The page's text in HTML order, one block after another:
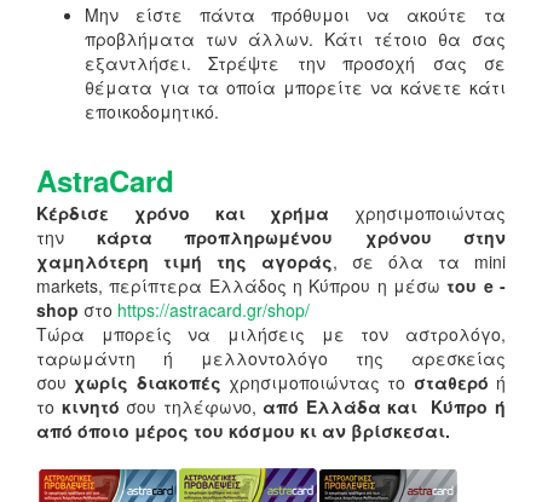
Μην είστε πάντα πρόθυμοι να ακούτε τα
προβλήματα των άλλων. Κάτι τέτοιο θα σας
εξαντλήσει. Στρέψτε την προσοχή σας σε
θέματα για τα οποία μπορείτε να κάνετε κάτι
εποικοδομητικό.
AstraCard
Κέρδισε χρόνο και χρήμα χρησιμοποιώντας
την κάρτα προπληρωμένου χρόνου στην
χαμηλότερη τιμή της αγοράς, σε όλα τα mini
markets, περίπτερα Ελλάδος η Κύπρου η μέσωτου e -
shop στο https://astracard.gr/shop/
Τώρα μπορείς να μιλήσεις με τον αστρολόγο,
ταρωμάντη ή μελλοντολόγο της αρεσκείας
σου χωρίς διακοπές χρησιμοποιώντας το σταθερό ή
το κινητό σου τηλέφωνο,από Ελλάδα και Κύπρο ή
από όποιο μέρος του κόσμου κι αν βρίσκεσαι.